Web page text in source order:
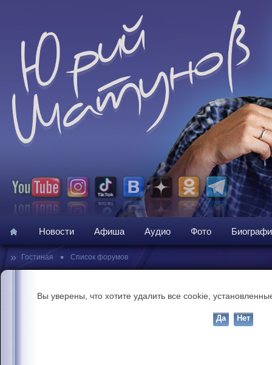
Новости Афиша Аудио Фото
» Гостиная • Список форумов
Вы уверены, что хотите удалить все cookie,